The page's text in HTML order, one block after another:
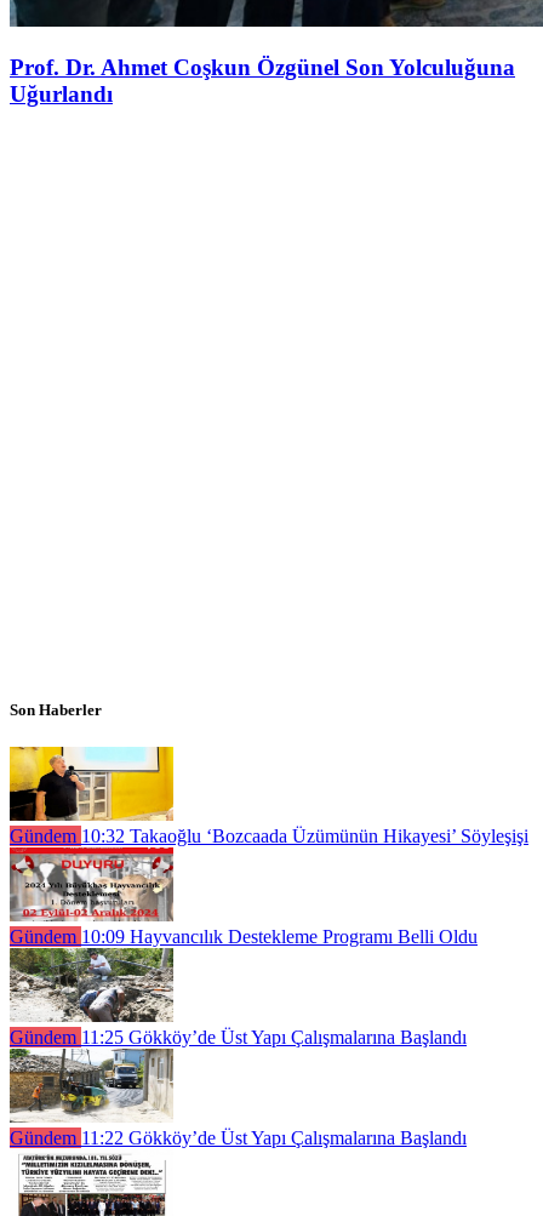
Prof. Dr. Ahmet Coşkun Özgünel Son Yolculuğuna
Uğurlandı
Son Haberler
Gündem 10:32 Takaoğlu ‘Bozcaada Üzümünün Hikayesi’ Söyleşişi
Gündem 10:09 Hayvancılık Destekleme Programı Belli Oldu
Gündem 11:25 Gökköy’de Üst Yapı Çalışmalarına Başlandı
Gündem 11:22 Gökköy’de Üst Yapı Çalışmalarına Başlandı